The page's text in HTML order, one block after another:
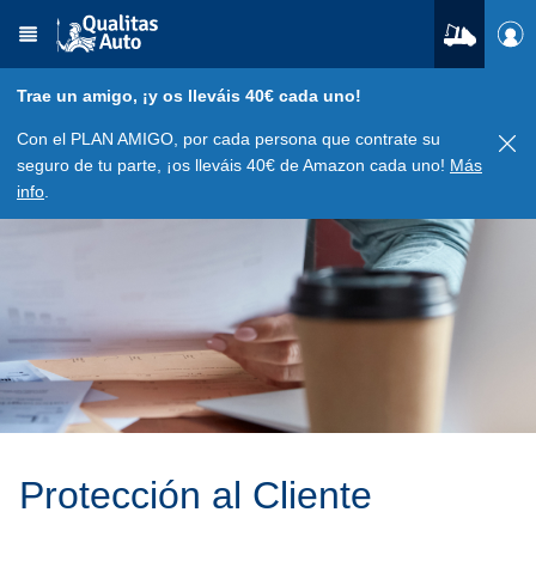
Trae un amigo, ¡y os lleváis 40€ cada uno!
Con el PLAN AMIGO, por cada persona que contrate su
seguro de tu parte, ¡os lleváis 40€ de Amazon cada uno! Más
info
Protección al Cliente